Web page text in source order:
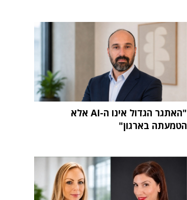
"האתגר הגדול אינו ה-AI אלא
הטמעתה בארגון"